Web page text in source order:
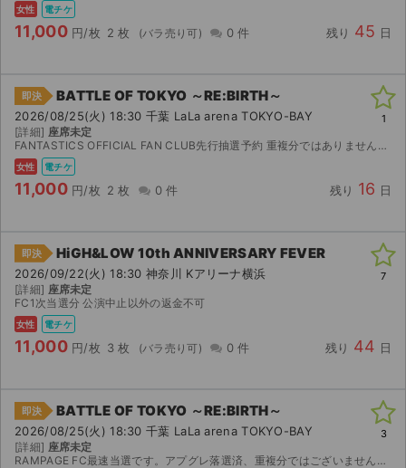
女性 電チケ
11,000 円/枚 2 枚 0 件 残り 45 日
即決 BATTLE OF TOKYO ～RE:BIRTH～
2026/08/25(火) 18:30 千葉 LaLa arena TOKYO-BAY
[詳細] 座席未定
FANTASTICS OFFICIAL FAN CLUB先行抽選予約 重複分ではありません。同行者名義変更可能
女性 電チケ
11,000 円/枚 2 枚 0 件 残り 16 日
1
即決 HiGH&LOW 10th ANNIVERSARY FEVER
2026/09/22(火) 18:30 神奈川 Kアリーナ横浜
[詳細] 座席未定
FC1次当選分 公演中止以外の返金不可
女性 電チケ
11,000 円/枚 3 枚 0 件 残り 44 日
7
即決 BATTLE OF TOKYO ～RE:BIRTH～
2026/08/25(火) 18:30 千葉 LaLa arena TOKYO-BAY
[詳細] 座席未定
RAMPAGE FC最速当選です。アプグレ落選済、重複分ではございません。ご購入後名義お教え可能です。 発券開始しましたらすぐQRコード画像でのお渡しとなります。 公演中止の場合は手数料を差し...
3